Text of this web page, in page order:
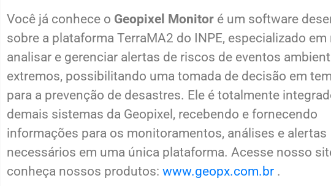
Você já conhece o Geopixel Monitor é um software
sobre a plataforma TerraMA2 do INPE, especializado em
analisar e gerenciar alertas de riscos de eventos
extremos, possibilitando uma tomada de decisão em
para a prevenção de desastres. Ele é totalmente
demais sistemas da Geopixel, recebendo e fornecendo
informações para os monitoramentos, análises e alertas
necessários em uma única plataforma. Acesse nosso
conheça nossos produtos: www.geopx.com.br .